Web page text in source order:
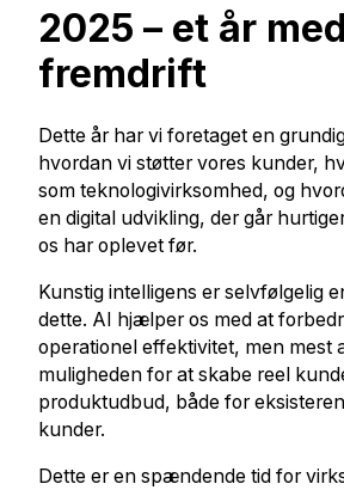
2025 – et år med
fremdrift
Dette år har vi foretaget en
hvordan vi støtter vores kunder,
som teknologivirksomhed, og
en digital udvikling, der går
os har oplevet før.
Kunstig intelligens er selvfølgelig
dette. AI hjælper os med at
operationel effektivitet, men mest
muligheden for at skabe reel
produktudbud, både for
kunder.
Dette er en spændende tid for